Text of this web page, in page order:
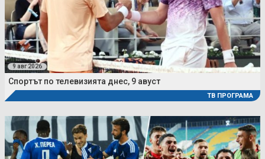
9 авг 2026
Спортът по телевизията днес, 9 авуст
ТВ ПРОГРАМА